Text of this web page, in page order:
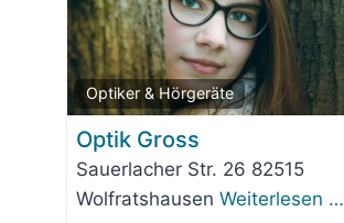
Optiker & Hörgeräte
Optik Gross
Sauerlacher Str. 26 82515
Wolfratshausen Weiterlesen …